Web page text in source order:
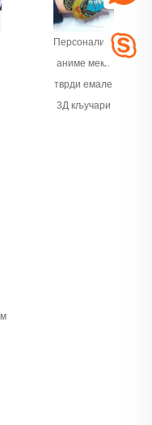
Персонализовани
аниме меки
тврди емале
3Д кључари